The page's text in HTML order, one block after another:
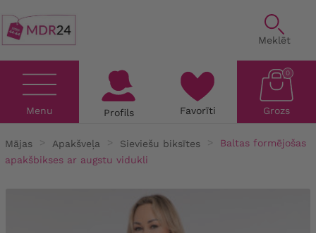
Meklēt
Menu Profils Favorīti Grozs
0
Mājas Apakšveļa Sieviešu biksītes
Baltas formējošas
apakšbikses ar augstu vidukli